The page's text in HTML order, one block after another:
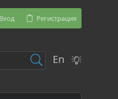
Вход Регистрация
En